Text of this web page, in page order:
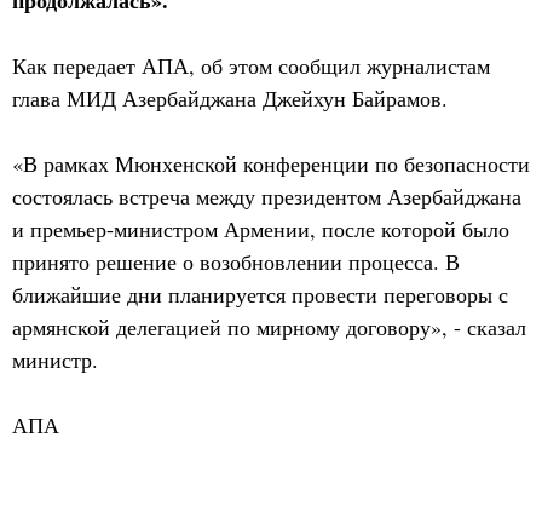
Как передает АПА, об этом сообщил журналистам
глава МИД Азербайджана Джейхун Байрамов.
«В рамках Мюнхенской конференции по безопасности
состоялась встреча между президентом Азербайджана
и премьер-министром Армении, после которой было
принято решение о возобновлении процесса. В
ближайшие дни планируется провести переговоры с
армянской делегацией по мирному договору», - сказал
министр.
АПА